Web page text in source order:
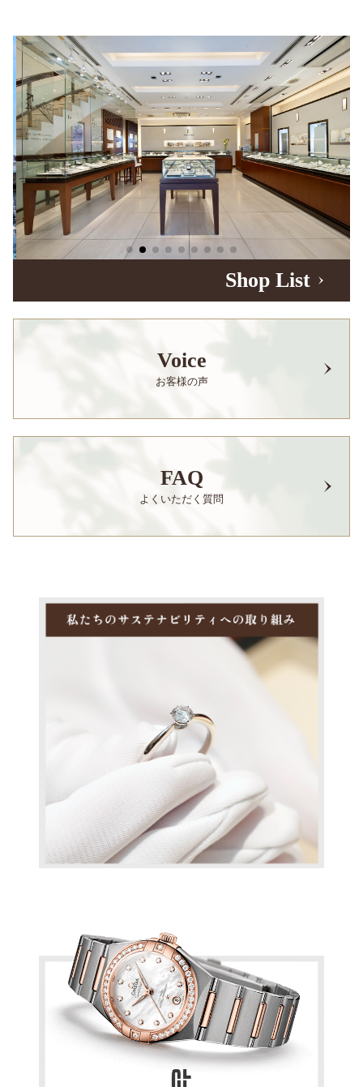
Shop List
Voice
お客様の声
FAQ
よくいただく質問